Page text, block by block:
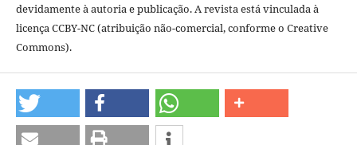
devidamente à autoria e publicação. A revista está vinculada à
licença CCBY-NC (atribuição não-comercial, conforme o Creative
Commons).